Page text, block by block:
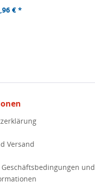
€ *
Versand
und